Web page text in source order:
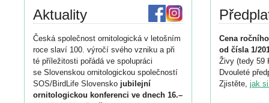
Aktuality
Česká společnost ornitologická v letošním
roce slaví 100. výročí svého vzniku a při
té příležitosti pořádá ve spolupráci
se Slovenskou ornitologickou společností
SOS/BirdLife Slovensko jubilejní
ornitologickou konferenci ve dnech 16.–
Cena
od čísla 1/
Živy (tedy 59
Dvouleté
Zjistěte, jak